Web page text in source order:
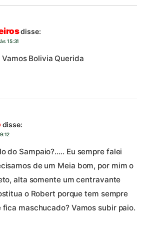
disse:
15:31
Bolivia Querida
disse:
do Sampaio?….. Eu sempre falei
de um Meia bom, por mim o
alta somente um centravante
o Robert porque tem sempre
maschucado? Vamos subir paio.